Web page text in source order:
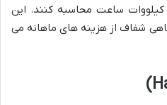
ساعت محاسبه کنند. این
شفاف از هزینه های ماهانه می